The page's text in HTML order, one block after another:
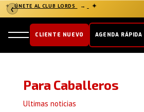
❮
✦ ÚNETE AL CLUB LORDS → ✦
CLIENTE NUEVO AGENDA RÁPIDA
Para Caballeros
Ultimas noticias